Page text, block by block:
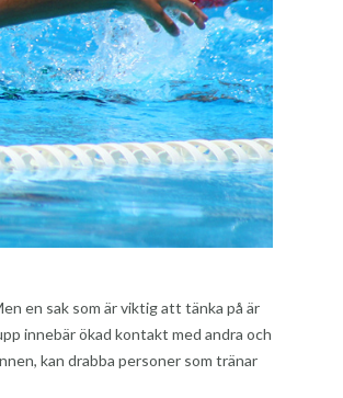
en sak som är viktig att tänka på är
innebär ökad kontakt med andra och
kan drabba personer som tränar